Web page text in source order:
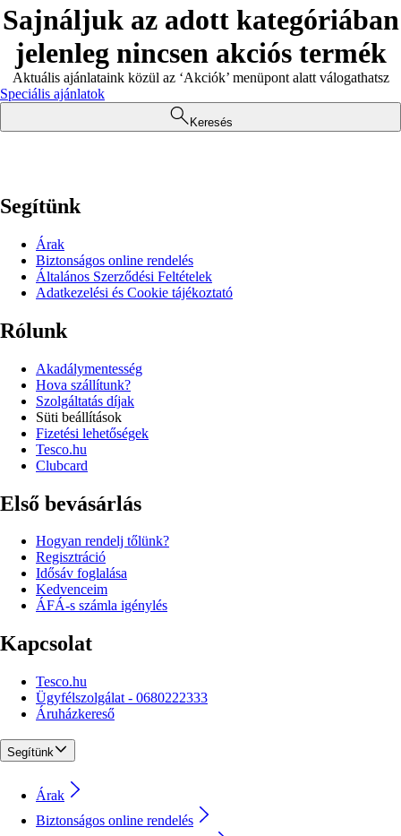
Sajnáljuk az adott kategóriában
jelenleg nincsen akciós termék
Aktuális ajánlataink közül az ‘Akciók’ menüpont alatt válogathatsz
Speciális ajánlatok
Keresés
Segítünk
Árak
Biztonságos online rendelés
Általános Szerződési Feltételek
Adatkezelési és Cookie tájékoztató
Rólunk
Akadálymentesség
Hova szállítunk?
Szolgáltatás díjak
Süti beállítások
Fizetési lehetőségek
Tesco.hu
Clubcard
Első bevásárlás
Hogyan rendelj tőlünk?
Regisztráció
Idősáv foglalása
Kedvenceim
ÁFÁ-s számla igénylés
Kapcsolat
Tesco.hu
Ügyfélszolgálat - 0680222333
Áruházkereső
Segítünk
Árak
Biztonságos online rendelés